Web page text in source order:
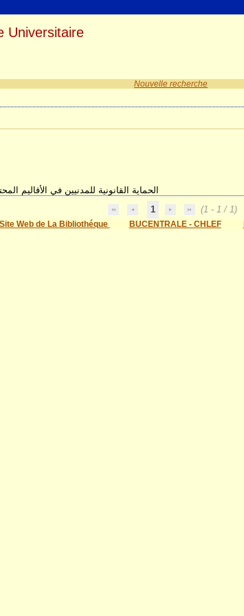
Nouvelle recherche
الحماية القانونية للمدنيين في الأقاليم
1
(1 - 1 / 1)
Site Web de La Bibliothéque BUCENTRALE - CHLEF
Universitaire